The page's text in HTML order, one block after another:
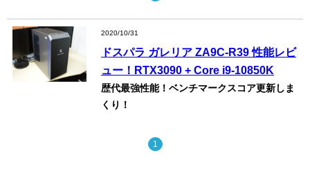
2020/10/31
ドスパラ ガレリア ZA9C-R39 性能レビ
ュー！RTX3090 + Core i9-10850K
歴代最強性能！ベンチマークスコア更新しま
くり！
1